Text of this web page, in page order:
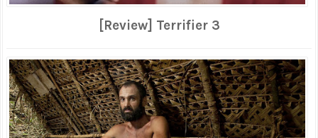
[Review] Terrifier 3